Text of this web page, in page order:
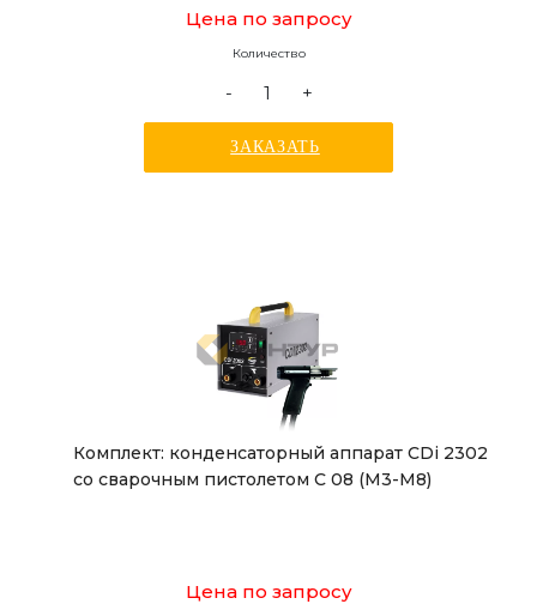
Цена по запросу
Количество
- +
ЗАКАЗАТЬ
Комплект: конденсаторный аппарат CDi 2302
со сварочным пистолетом C 08 (М3-М8)
Цена по запросу